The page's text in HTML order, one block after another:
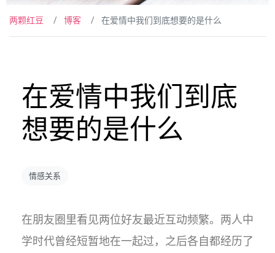
两颗红豆 博客 在爱情中我们到底想要的是什么
在爱情中我们到底
想要的是什么
情感关系
在朋友圈里看见两位好友最近互动频繁。两人中
学时代曾经短暂地在一起过，之后各自都经历了